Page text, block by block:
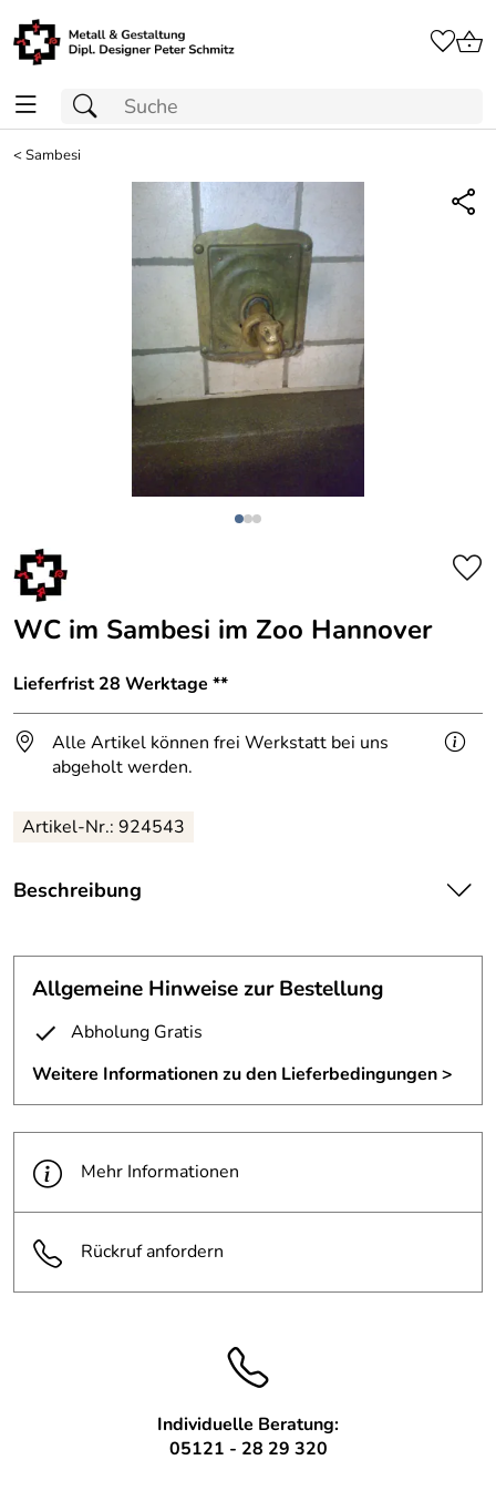
<Sambesi
WC im Sambesi im Zoo Hannover
Lieferfrist 28 Werktage **
Alle Artikel können frei Werkstatt bei uns
abgeholt werden.
Artikel-Nr.: 924543
Beschreibung
Schlange, eine einbrechende Decke im Vorraum...
viel interessanter kann eine Toilette nicht sein.
Entwurf und Planung: SSP Design, Hildesheim
Allgemeine Hinweise zur Bestellung
Abholung Gratis
Weitere Informationen zu den Lieferbedingungen >
Mehr Informationen
Rückruf anfordern
Individuelle Beratung:
05121 - 28 29 320